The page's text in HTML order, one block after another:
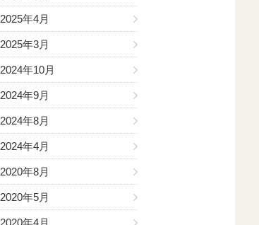
2025年4月
2025年3月
2024年10月
2024年9月
2024年8月
2024年4月
2020年8月
2020年5月
2020年4月